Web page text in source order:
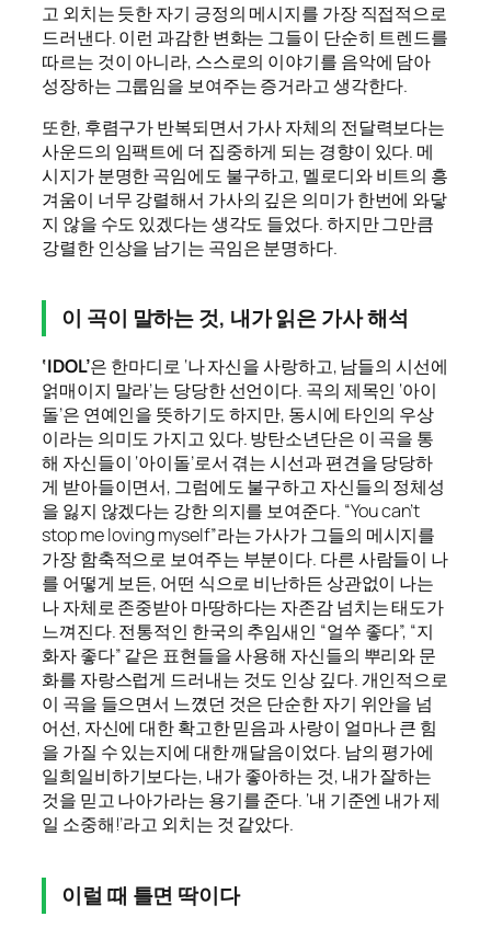
고 외치는 듯한 자기 긍정의 메시지를 가장 직접적으로
드러낸다. 이런 과감한 변화는 그들이 단순히 트렌드를
따르는 것이 아니라, 스스로의 이야기를 음악에 담아
성장하는 그룹임을 보여주는 증거라고 생각한다.
또한, 후렴구가 반복되면서 가사 자체의 전달력보다는
사운드의 임팩트에 더 집중하게 되는 경향이 있다. 메
시지가 분명한 곡임에도 불구하고, 멜로디와 비트의 흥
겨움이 너무 강렬해서 가사의 깊은 의미가 한번에 와닿
지 않을 수도 있겠다는 생각도 들었다. 하지만 그만큼
강렬한 인상을 남기는 곡임은 분명하다.
이 곡이 말하는 것, 내가 읽은 가사 해석
‘IDOL’은 한마디로 ‘나 자신을 사랑하고, 남들의 시선에
얽매이지 말라’는 당당한 선언이다. 곡의 제목인 ‘아이
돌’은 연예인을 뜻하기도 하지만, 동시에 타인의 우상
이라는 의미도 가지고 있다. 방탄소년단은 이 곡을 통
해 자신들이 ‘아이돌’로서 겪는 시선과 편견을 당당하
게 받아들이면서, 그럼에도 불구하고 자신들의 정체성
을 잃지 않겠다는 강한 의지를 보여준다. “You can’t
stop me loving myself”라는 가사가 그들의 메시지를
가장 함축적으로 보여주는 부분이다. 다른 사람들이 나
를 어떻게 보든, 어떤 식으로 비난하든 상관없이 나는
나 자체로 존중받아 마땅하다는 자존감 넘치는 태도가
느껴진다. 전통적인 한국의 추임새인 “얼쑤 좋다”, “지
화자 좋다” 같은 표현들을 사용해 자신들의 뿌리와 문
화를 자랑스럽게 드러내는 것도 인상 깊다. 개인적으로
이 곡을 들으면서 느꼈던 것은 단순한 자기 위안을 넘
어선, 자신에 대한 확고한 믿음과 사랑이 얼마나 큰 힘
을 가질 수 있는지에 대한 깨달음이었다. 남의 평가에
일희일비하기보다는, 내가 좋아하는 것, 내가 잘하는
것을 믿고 나아가라는 용기를 준다. ‘내 기준엔 내가 제
일 소중해!’라고 외치는 것 같았다.
이럴 때 틀면 딱이다